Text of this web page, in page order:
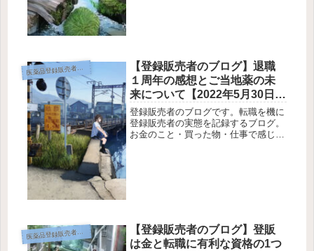
医薬品登録販売者のブログ
【登録販売者のブログ】退職
１周年の感想とご当地薬の未
来について【2022年5月30日か
ら6日5日分】
登録販売者のブログです。転職を機に
登録販売者の実態を記録するブログ。
お金のこと・買った物・仕事で感じた
医薬品登録販売者のブログ
【登録販売者のブログ】登販
は金と転職に有利な資格の1つ